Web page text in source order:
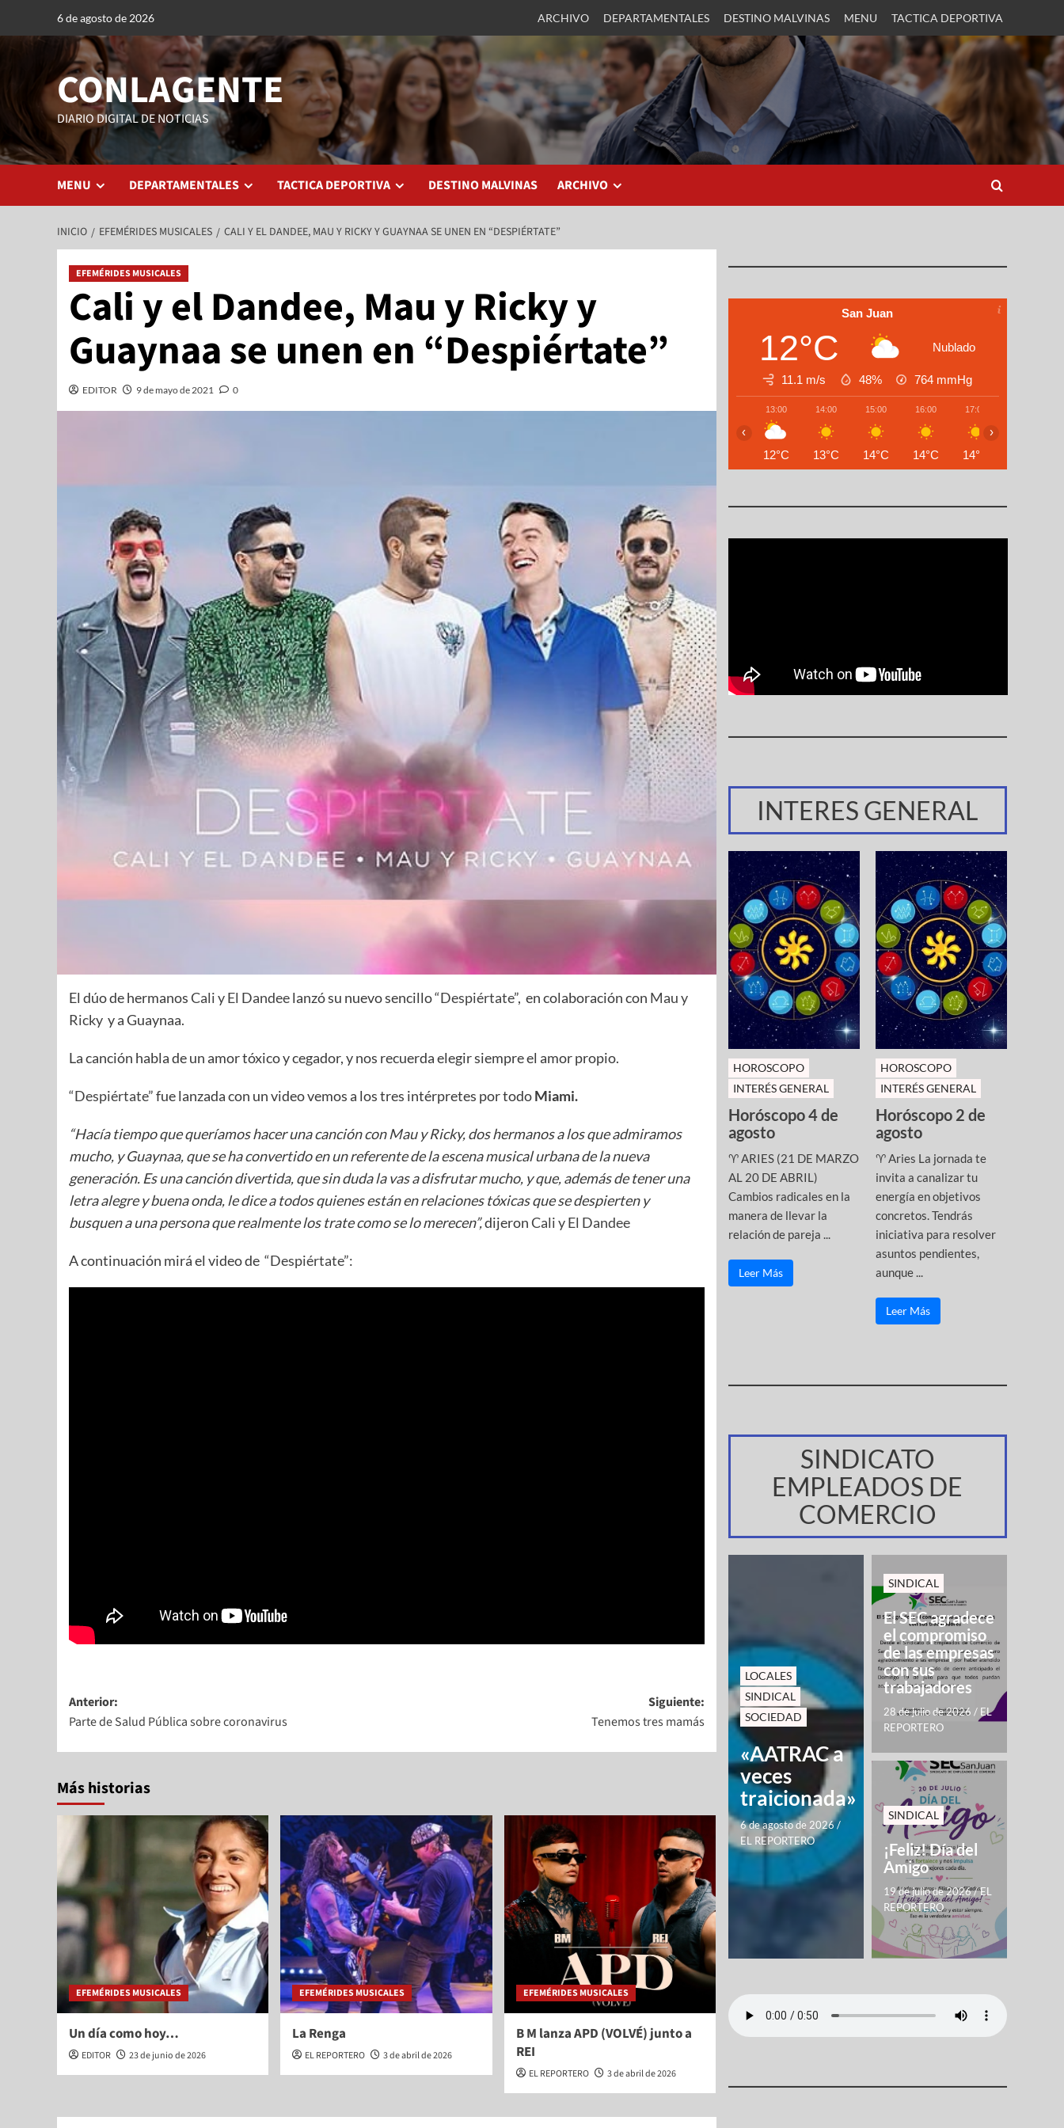
6 de agosto de 2026 ARCHIVO DEPARTAMENTALES DESTINO MALVINAS MENU TACTICA DEPORTIVA
CONLAGENTE
DIARIO DIGITAL DE NOTICIAS
MENU DEPARTAMENTALES TACTICA DEPORTIVA DESTINO MALVINAS ARCHIVO
INICIO EFEMÉRIDES MUSICALES CALI Y EL DANDEE, MAU Y RICKY Y GUAYNAA SE UNEN EN “DESPIÉRTATE”
EFEMÉRIDES MUSICALES
Cali y el Dandee, Mau y Ricky y
Guaynaa se unen en “Despiértate”
EDITOR 9 de mayo de 2021 0
El dúo de hermanosCali y El Dandeelanzó su nuevo sencillo“Despiértate”, en colaboración con Mau y
Ricky y a Guaynaa.
La canción habla de un amor tóxico y cegador, y nos recuerda elegir siempre el amor propio.
“Despiértate”fue lanzada con un video vemos a los tres intérpretes por todoMiami.
“Hacía tiempo que queríamos hacer una canción con Mau y Ricky, dos hermanos a los que admiramos
mucho, y Guaynaa, que se ha convertido en un referente de la escena musical urbana de la nueva
generación. Es una canción divertida, que sin duda la vas a disfrutar mucho, y que, además de tener una
letra alegre y buena onda, le dice a todos quienes están en relaciones tóxicas que se despierten y
busquen a una persona que realmente los trate como se lo merecen”,dijeronCali y El Dandee
A continuación mirá el video de “Despiértate”:
Anterior:
Parte de Salud Pública sobre coronavirus
Siguiente:
Tenemos tres mamás
Más historias
EFEMÉRIDES MUSICALES
Un día como hoy…
EDITOR 23 de junio de 2026
EFEMÉRIDES MUSICALES
La Renga
EL REPORTERO 3 de abril de 2026
EFEMÉRIDES MUSICALES
B M lanza APD (VOLVÉ) junto a
REI
EL REPORTERO 3 de abril de 2026
San Juan
12°C Nublado
11.1 m/s 48% 764 mmHg
13:00
12°C
14:00
13°C
15:00
14°C
16:00
14°C
17:00
14°C
‹ ›
INTERES GENERAL
HOROSCOPO
INTERÉS GENERAL
Horóscopo 4 de
agosto
♈ ARIES (21 DE MARZO
AL 20 DE ABRIL)
Cambios radicales en la
manera de llevar la
relación de pareja ...
Leer Más
HOROSCOPO
INTERÉS GENERAL
Horóscopo 2 de
agosto
♈ Aries La jornada te
invita a canalizar tu
energía en objetivos
concretos. Tendrás
iniciativa para resolver
asuntos pendientes,
aunque ...
Leer Más
SINDICATO
EMPLEADOS DE
COMERCIO
LOCALES
SINDICAL
SOCIEDAD
«AATRAC a
veces
traicionada»
6 de agosto de 2026/
EL REPORTERO
SINDICAL
El SEC agradece
el compromiso
de las empresas
con sus
trabajadores
28 de julio de 2026 / EL
REPORTERO
SINDICAL
¡Feliz! Día del
Amigo
19 de julio de 2026/EL
REPORTERO